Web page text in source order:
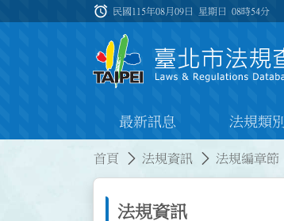
:::
alarm 民國115年08月09日 星期日08時54分
最新訊息 法規類別
首頁 法規資訊 法規編章節
法規資訊